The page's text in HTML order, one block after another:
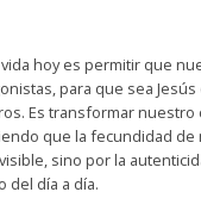
hoy es permitir que
para que sea Jesús
Es transformar nuestro
que la fecundidad
sino por la
del día a día.